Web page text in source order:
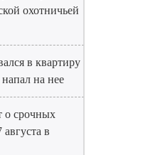
охотничьей
в квартиру
на нее
о срочных
в